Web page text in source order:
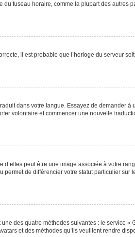
fuseau horaire, comme la plupart des autres
il est probable que l’horloge du serveur
dans votre langue. Essayez de demander à
volontaire et commencer une nouvelle
peut être une image associée à votre
de différencier votre statut particulier sur
des quatre méthodes suivantes : le service «
et des méthodes qu’ils veuillent rendre